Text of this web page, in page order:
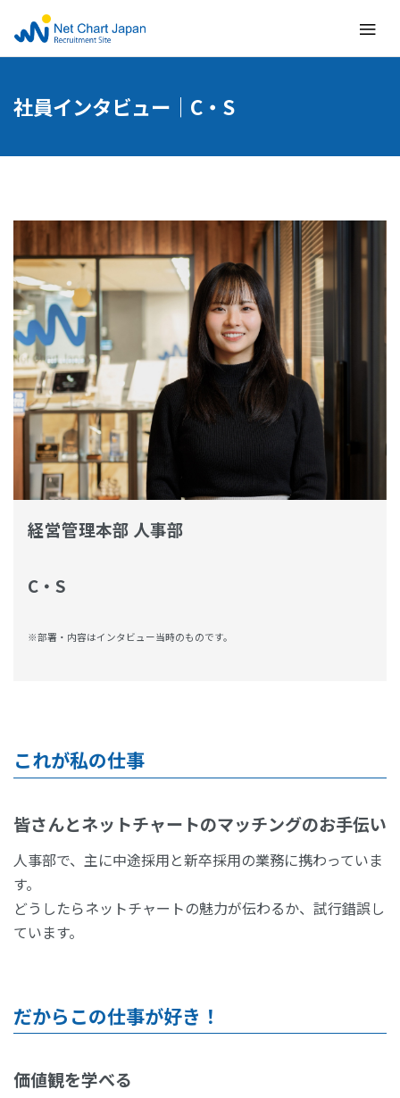
≡
社員インタビュー｜C・S
経営管理本部 人事部
C・S
※部署・内容はインタビュー当時のものです。
これが私の仕事
皆さんとネットチャートのマッチングのお手伝い
人事部で、主に中途採用と新卒採用の業務に携わっていま
す。
どうしたらネットチャートの魅力が伝わるか、試行錯誤し
ています。
だからこの仕事が好き！
価値観を学べる